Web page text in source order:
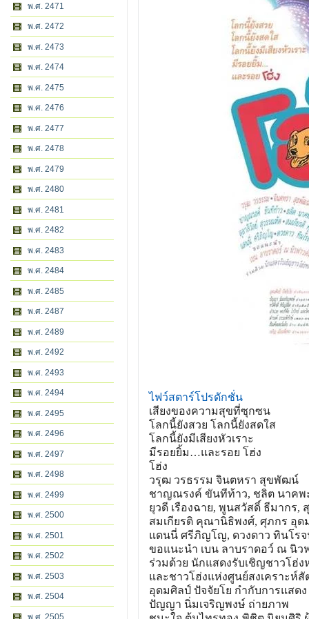
พ.ศ. 2471
พ.ศ. 2472
พ.ศ. 2473
พ.ศ. 2474
พ.ศ. 2475
พ.ศ. 2476
พ.ศ. 2477
พ.ศ. 2478
พ.ศ. 2479
พ.ศ. 2480
พ.ศ. 2481
พ.ศ. 2482
พ.ศ. 2483
พ.ศ. 2484
พ.ศ. 2485
พ.ศ. 2487
พ.ศ. 2489
พ.ศ. 2492
พ.ศ. 2493
พ.ศ. 2494
พ.ศ. 2495
พ.ศ. 2496
พ.ศ. 2497
พ.ศ. 2498
พ.ศ. 2499
พ.ศ. 2500
พ.ศ. 2501
พ.ศ. 2502
พ.ศ. 2503
พ.ศ. 2504
พ.ศ. 2505
ไฟว์สตาร์โปรดักชั่น
เสียงของความสุขที่ซุกซน
โลกนี้ยังสวย โลกนี้ยังสดใส
โลกนี้ยังมีเสียงหัวเราะ
มีรอยยิ้ม…และรอย โฮ่ง
โฮ่ง
วรุฒ วรธรรม จินตหรา สุขพัฒน์
ชาญณรงค์ ขันทีท้าว, ชลิต นาคพ
ยุวดี เรืองฉาย, พูนสวัสดิ์ ธีมากร,
สมเกียรติ คุณานิธิพงศ์, ศุภกร อุ
แดนนี่ ศรีภิญโญ, ดวงดาว ทินโร
ขอแนะนำ เบน ลาบราดอว์ ณ นิ
ร่วมด้วย นักแสดงรับเชิญชาวโฮ่ง
และชาวโฮ่งแห่งศูนย์สงเคราะห์สั
อุดมศิลป์ ปัจจัยโย กำกับการแสดง
ปัญญา นิ่มเจริญพงษ์ ถ่ายภาพ